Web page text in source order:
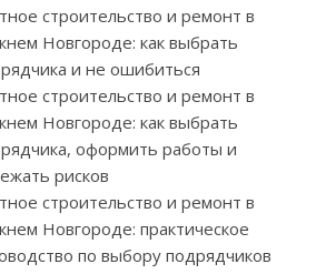
строительство и ремонт в
Новгороде: как выбрать
и не ошибиться
строительство и ремонт в
Новгороде: как выбрать
оформить работы и
рисков
строительство и ремонт в
Новгороде: практическое
по выбору подрядчиков